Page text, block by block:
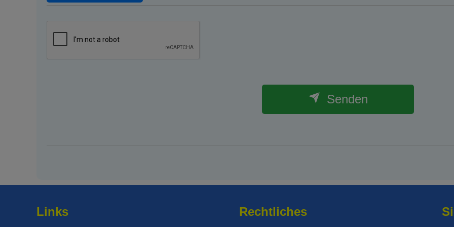
Senden
Links Rechtliches